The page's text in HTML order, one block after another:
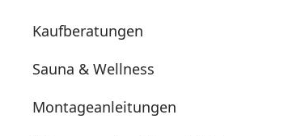
Kaufberatungen
Sauna & Wellness
Montageanleitungen